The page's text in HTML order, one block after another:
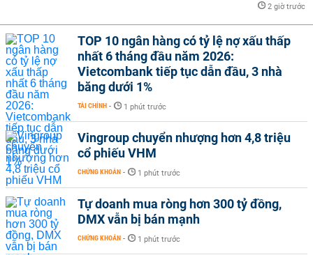
2 giờ trước
TOP 10 ngân hàng có tỷ lệ nợ xấu thấp
nhất 6 tháng đầu năm 2026:
Vietcombank tiếp tục dẫn đầu, 3 nhà
băng dưới 1%
TÀI CHÍNH - 1 phút trước
Vingroup chuyển nhượng hơn 4,8 triệu
cổ phiếu VHM
CHỨNG KHOÁN - 1 phút trước
Tự doanh mua ròng hơn 300 tỷ đồng,
DMX vẫn bị bán mạnh
CHỨNG KHOÁN - 1 phút trước